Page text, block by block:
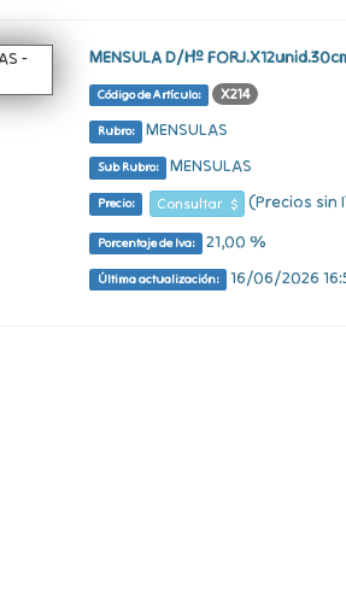
MENSULA D/Hº
Código de Artículo: X214
Rubro: MENSULAS
Sub Rubro: MENSULAS
Precio: Consultar $ (Precios sin
Porcentaje de Iva: 21,00 %
Última actualización: 16/06/2026